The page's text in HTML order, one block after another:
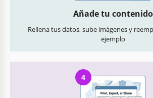
Añade tu contenido
Rellena tus datos, sube imágenes y
ejemplo
4